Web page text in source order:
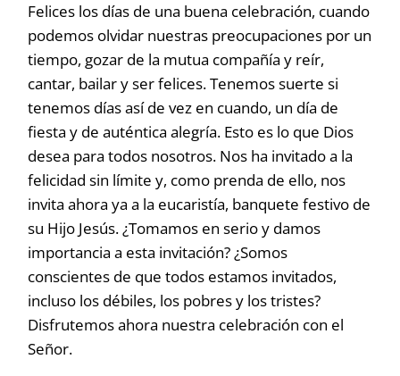
Felices los días de una buena celebración, cuando
podemos olvidar nuestras preocupaciones por un
tiempo, gozar de la mutua compañía y reír,
cantar, bailar y ser felices. Tenemos suerte si
tenemos días así de vez en cuando, un día de
fiesta y de auténtica alegría. Esto es lo que Dios
desea para todos nosotros. Nos ha invitado a la
felicidad sin límite y, como prenda de ello, nos
invita ahora ya a la eucaristía, banquete festivo de
su Hijo Jesús. ¿Tomamos en serio y damos
importancia a esta invitación? ¿Somos
conscientes de que todos estamos invitados,
incluso los débiles, los pobres y los tristes?
Disfrutemos ahora nuestra celebración con el
Señor.